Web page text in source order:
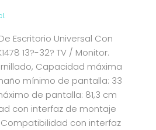
Escritorio Universal Con
13?-32? TV / Monitor.
Capacidad máxima
mínimo de pantalla: 33
de pantalla: 81,3 cm
con interfaz de montaje
Compatibilidad con interfaz